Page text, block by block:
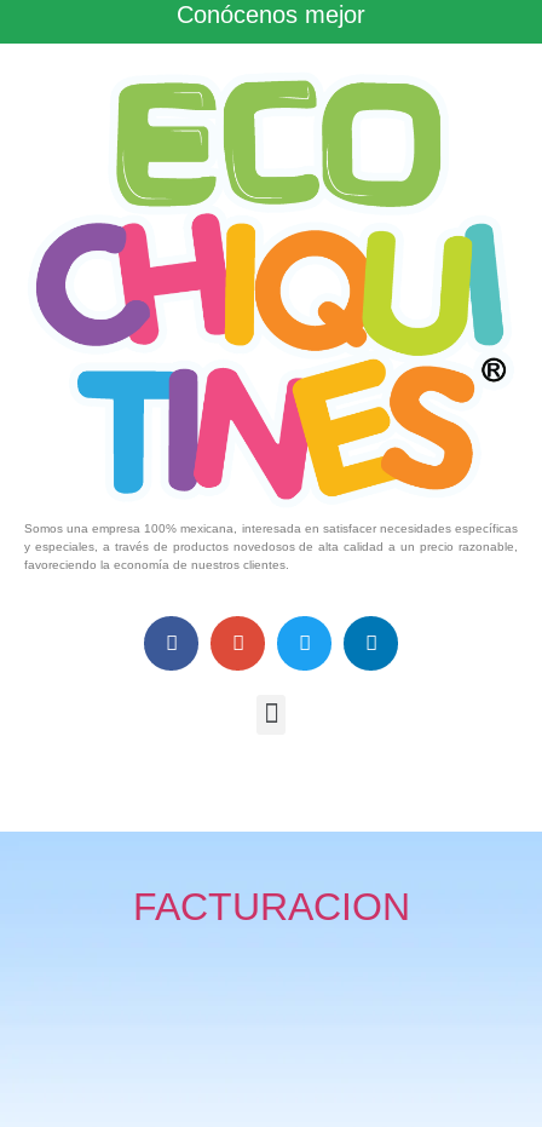
Conócenos mejor
Somos una empresa 100% mexicana, interesada en satisfacer necesidades específicas
y especiales, a través de productos novedosos de alta calidad a un precio razonable,
favoreciendo la economía de nuestros clientes.
FACTURACION